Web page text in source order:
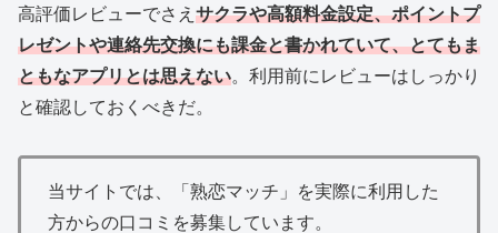
高評価レビューでさえ サクラや高額料金設定、ポイントプ
レゼントや連絡先交換にも課金と書かれていて、とてもま
ともなアプリとは思えない。利用前にレビューはしっかり
と確認しておくべきだ。
当サイトでは、「熟恋マッチ」を実際に利用した
方からの口コミを募集しています。